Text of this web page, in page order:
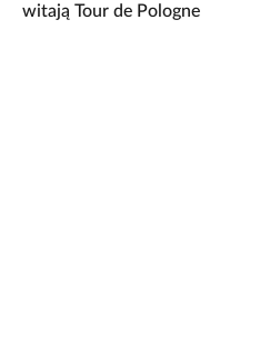
witają Tour de Pologne